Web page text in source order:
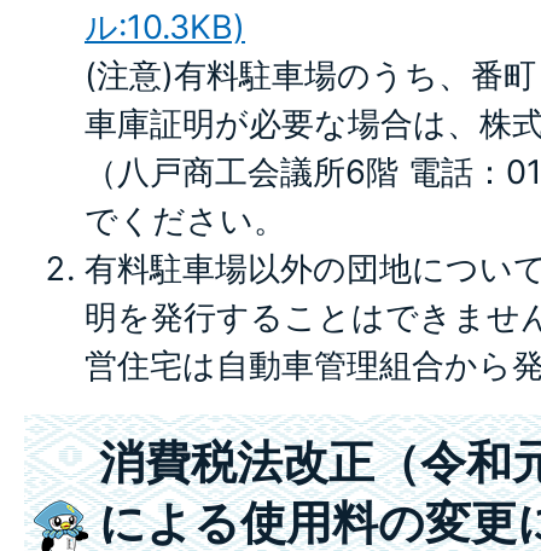
ル:10.3KB)
(注意)有料駐車場のうち、番
車庫証明が必要な場合は、株
（八戸商工会議所6階 電話
でください。
有料駐車場以外の団地につい
明を発行することはできませ
営住宅は自動車管理組合から
消費税法改正（令和
による使用料の変更